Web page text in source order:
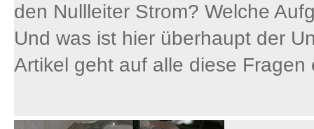
den Nullleiter Strom? Welche
Und was ist hier überhaupt der
Artikel geht auf alle diese